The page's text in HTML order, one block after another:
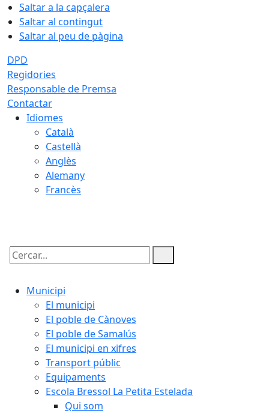
Saltar a la capçalera
Saltar al contingut
Saltar al peu de pàgina
DPD
Regidories
Responsable de Premsa
Contactar
Idiomes
Català
Castellà
Anglès
Alemany
Francès
Cercar:
Municipi
El municipi
El poble de Cànoves
El poble de Samalús
El municipi en xifres
Transport públic
Equipaments
Escola Bressol La Petita Estelada
Qui som